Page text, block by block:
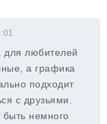
для любителей
а графика
подходит
с друзьями.
быть немного